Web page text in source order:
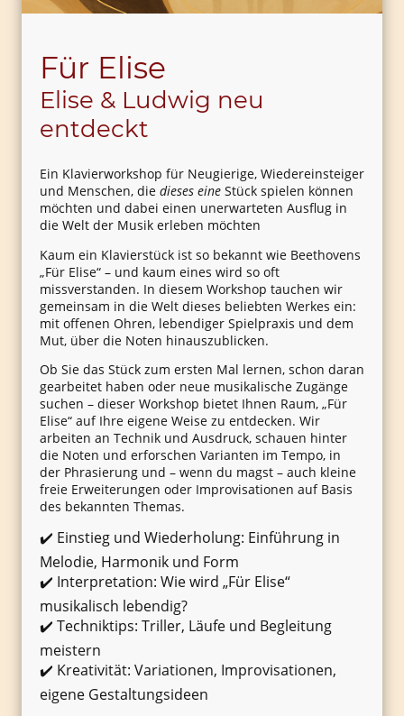
Für Elise
Elise & Ludwig neu
entdeckt
Ein Klavierworkshop für Neugierige, Wiedereinsteiger
und Menschen, die dieses eine Stück spielen können
möchten und dabei einen unerwarteten Ausflug in
die Welt der Musik erleben möchten
Kaum ein Klavierstück ist so bekannt wie Beethovens
„Für Elise“ – und kaum eines wird so oft
missverstanden. In diesem Workshop tauchen wir
gemeinsam in die Welt dieses beliebten Werkes ein:
mit offenen Ohren, lebendiger Spielpraxis und dem
Mut, über die Noten hinauszublicken.
Ob Sie das Stück zum ersten Mal lernen, schon daran
gearbeitet haben oder neue musikalische Zugänge
suchen – dieser Workshop bietet Ihnen Raum, „Für
Elise“ auf Ihre eigene Weise zu entdecken. Wir
arbeiten an Technik und Ausdruck, schauen hinter
die Noten und erforschen Varianten im Tempo, in
der Phrasierung und – wenn du magst – auch kleine
freie Erweiterungen oder Improvisationen auf Basis
des bekannten Themas.
✔️ Einstieg und Wiederholung: Einführung in
Melodie, Harmonik und Form
✔️ Interpretation: Wie wird „Für Elise“
musikalisch lebendig?
✔️ Techniktips: Triller, Läufe und Begleitung
meistern
✔️ Kreativität: Variationen, Improvisationen,
eigene Gestaltungsideen